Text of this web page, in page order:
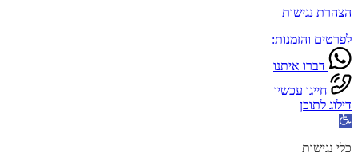
נגישות
והזמנות:
דברו איתנו
חייגו עכשיו
לתוכן
נגישות